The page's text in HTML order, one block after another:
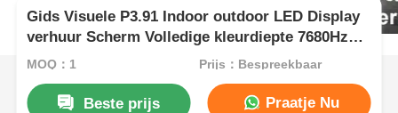
Gids Visuele P3.91 Indoor outdoor LED Display
verhuur Scherm Volledige kleurdiepte 7680Hz
Vernieuwingssnelheid
MOQ：1 Prijs：Bespreekbaar
Beste prijs Praatje Nu